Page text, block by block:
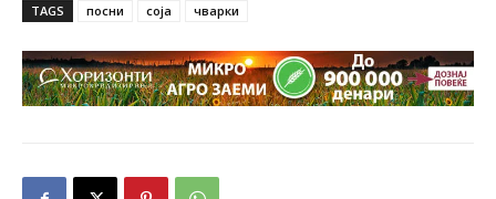
TAGS посни соја чварки